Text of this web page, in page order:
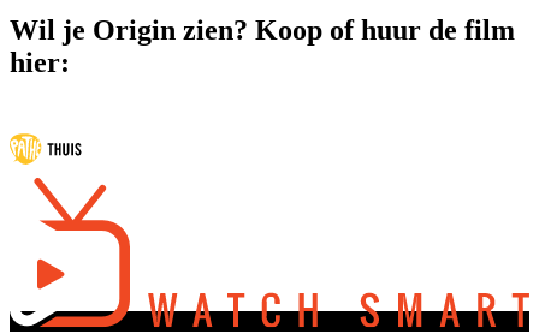
Wil je Origin zien? Koop of huur de film
hier: